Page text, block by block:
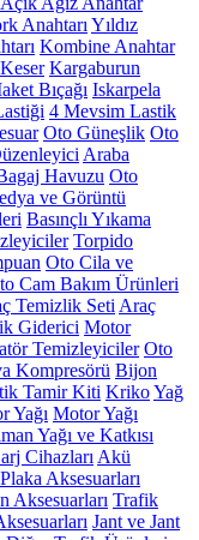
Anahtarı Yıldız
Kombine Anahtar
Keser Kargaburun
Bıçağı Iskarpela
4 Mevsim Lastik
Oto Güneşlik Oto
Araba
Havuzu Oto
ve Görüntü
Basınçlı Yıkama
Torpido
Oto Cila ve
Cam Bakım Ürünleri
Temizlik Seti Araç
Giderici Motor
Temizleyiciler Oto
Kompresörü Bijon
Tamir Kiti KrikoYağ
Yağı Motor Yağı
Yağı ve Katkısı
Cihazları Akü
Plaka Aksesuarları
Aksesuarları Trafik
Jant ve Jant